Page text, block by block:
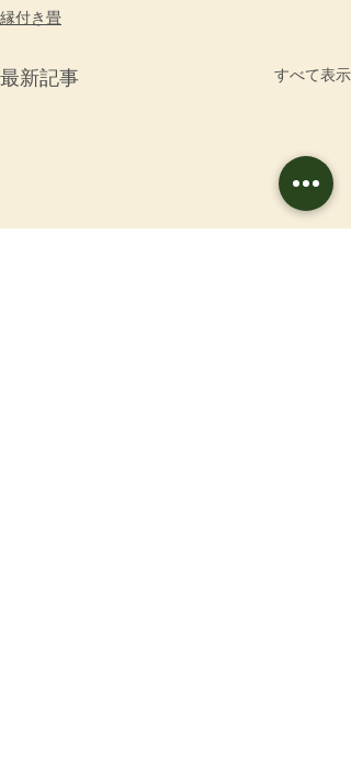
縁付き畳
最新記事 すべて表示